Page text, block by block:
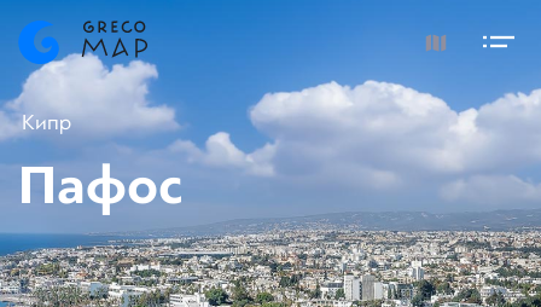
Кипр
Пафос